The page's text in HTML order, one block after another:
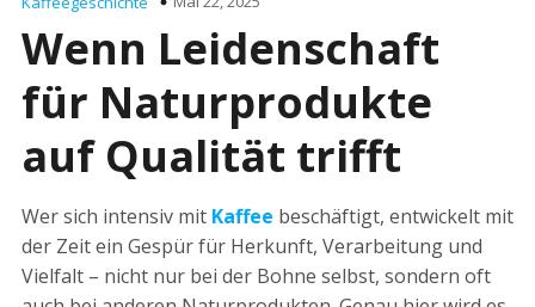
Wenn Leidenschaft
für Naturprodukte
auf Qualität trifft
Wer sich intensiv mit Kaffee beschäftigt, entwickelt mit
der Zeit ein Gespür für Herkunft, Verarbeitung und
Vielfalt – nicht nur bei der Bohne selbst, sondern oft